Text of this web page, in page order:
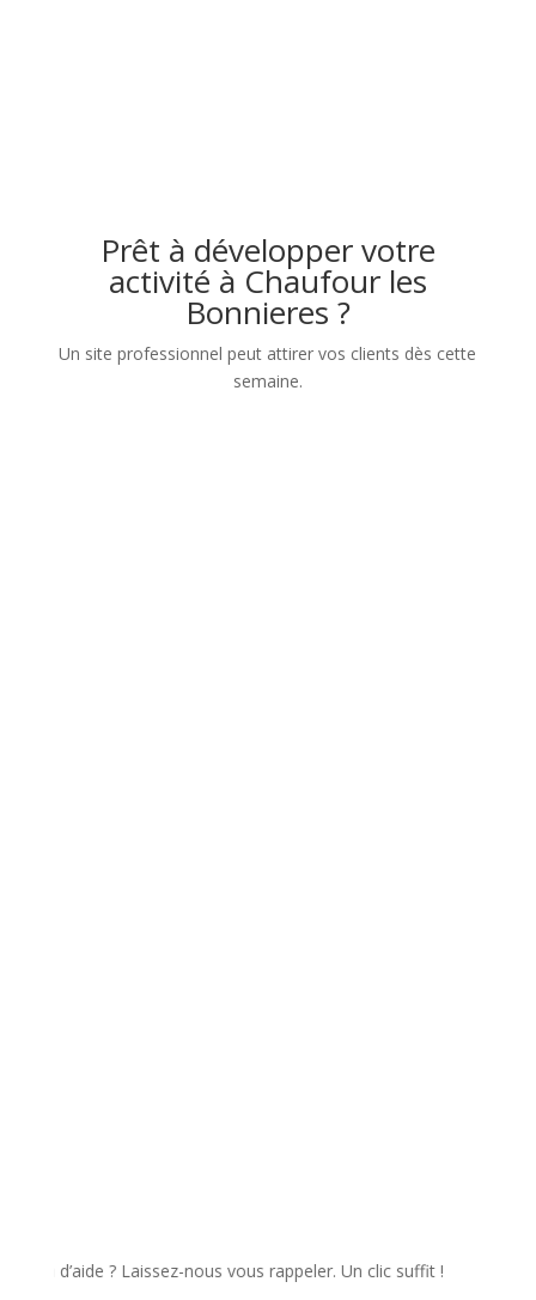
Prêt à développer votre
activité à Chaufour les
Bonnieres ?
Un site professionnel peut attirer vos clients dès cette
semaine.
? Laissez-nous vous rappeler. Un clic suffit !